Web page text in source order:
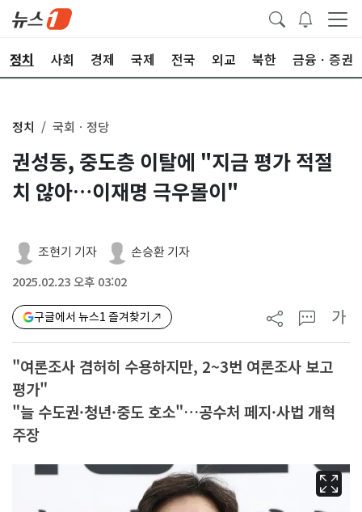
정치 사회 경제 국제 전국 외교 북한 금융ㆍ증권
정치 국회ㆍ정당
권성동, 중도층 이탈에 "지금 평가 적절
치 않아…이재명 극우몰이"
조현기 기자 손승환 기자
2025.02.23 오후 03:02
구글에서 뉴스1 즐겨찾기 가
"여론조사 겸허히 수용하지만, 2~3번 여론조사 보고
평가"
"늘 수도권·청년·중도 호소"…공수처 페지·사법 개혁
주장